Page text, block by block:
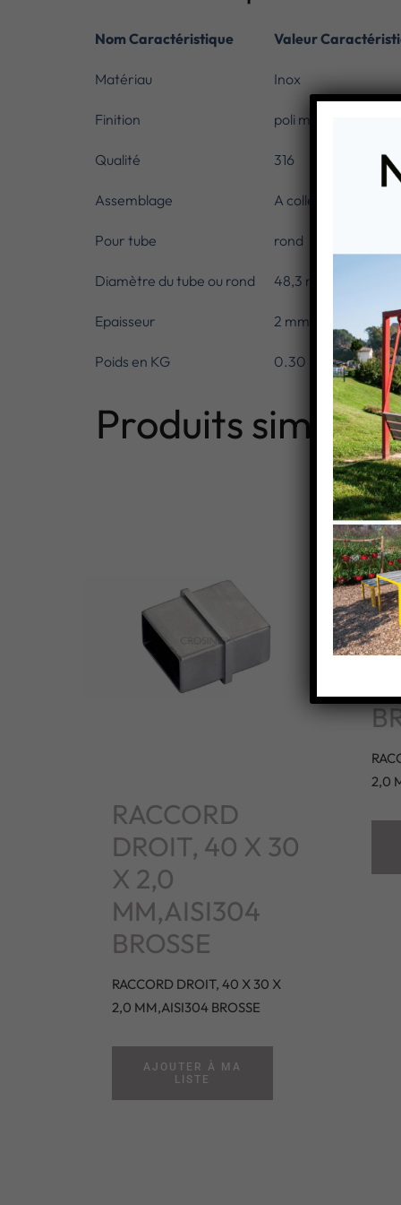
Nom Caractéristique Valeur
Matériau Inox
Finition poli miroir
Qualité 316
Assemblage A coller
Pour tube rond
Diamètre du tube ou rond 48,3 mm
Epaisseur 2 mm
Poids en KG 0.30
Produits
RACCORD
DROIT, 40 X 30
X 2,0
MM,AISI304
BROSSE
RACCORD DROIT, 40 X 30 X
2,0 MM,AISI304 BROSSE
AJOUTER À MA
LISTE
2,0